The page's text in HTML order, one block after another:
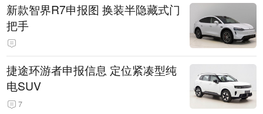
新款智界R7申报图 换装半隐藏式门
把手
捷途环游者申报信息 定位紧凑型纯
电SUV
7